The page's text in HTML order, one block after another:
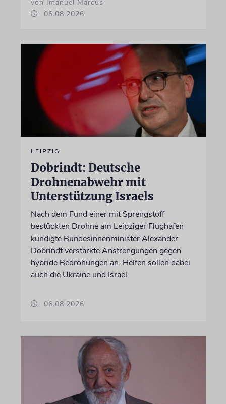
von Imanuel Marcus
06.08.2026
LEIPZIG
Dobrindt: Deutsche
Drohnenabwehr mit
Unterstützung Israels
Nach dem Fund einer mit Sprengstoff
bestückten Drohne am Leipziger Flughafen
kündigte Bundesinnenminister Alexander
Dobrindt verstärkte Anstrengungen gegen
hybride Bedrohungen an. Helfen sollen dabei
auch die Ukraine und Israel
06.08.2026